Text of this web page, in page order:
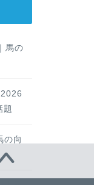
馬の
題
の向